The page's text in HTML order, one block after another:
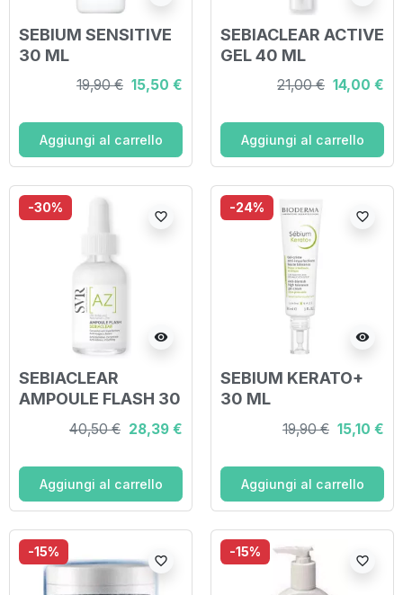
SEBIUM SENSITIVE
30 ML
19,90 € 15,50 €
Aggiungi al carrello
SEBIACLEAR ACTIVE
GEL 40 ML
21,00 € 14,00 €
Aggiungi al carrello
-30%
visibility
favorite_border
SEBIACLEAR
AMPOULE FLASH 30
40,50 € 28,39 €
Aggiungi al carrello
-24%
visibility
favorite_border
SEBIUM KERATO+
30 ML
19,90 € 15,10 €
Aggiungi al carrello
-15%
favorite_border
-15%
favorite_border